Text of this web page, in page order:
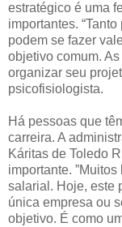
estratégico é uma
importantes.
podem se fazer
objetivo comum.
organizar seu
psicofisiologista.
Há pessoas que
carreira. A
Káritas de Toledo
importante.
salarial. Hoje, este
única empresa ou
objetivo. É como